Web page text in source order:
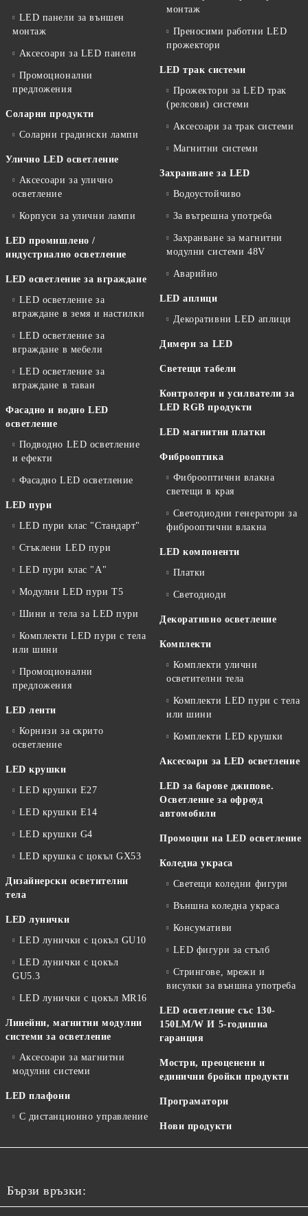
LED панели за външен
монтаж
Аксесоари за LED панели
Промоционални
предложения
Соларни продукти
Соларни градински лампи
Улично LED осветление
Аксесоари за улично
осветление
Корпуси за улични лампи
LED промишлено /
индустриално осветление
LED осветление за вграждане
LED осветление за
вграждане в земя и настилки
LED осветление за
вграждане в мебели
LED осветление за
вграждане в таван
Фасадно и водно LED
осветление
Подводно LED осветление
и ефекти
Фасадно LED осветление
LED пури
LED пури клас "Стандарт"
Стъклени LED пури
LED пури клас "А"
Модулни LED пури T5
Шини и тела за LED пури
Комплекти LED пури с тела
или шини
Промоционални
предложения
LED ленти
Корнизи за скрито
осветление
LED крушки
LED крушки E27
LED крушки E14
LED крушки G4
LED крушка с цокъл GX53
Дизайнерски осветителни
тела
LED лунички
LED лунички с цокъл GU10
LED лунички с цокъл
GU5.3
LED лунички с цокъл MR16
Линейни, магнитни модулни
системи за осветление
Аксесоари за магнитни
модулни системи
LED плафони
С дистанционно управление
монтаж
Преносими работни LED
прожектори
LED трак системи
Прожектори за LED трак
(релсови) системи
Аксесоари за трак системи
Магнитни системи
Захранване за LED
Водоустойчиво
За вътрешна употреба
Захранване за магнитни
модулни системи 48V
Аварийно
LED аплици
Декоративни LED аплици
Димери за LED
Светещи табели
Контролери и усилватели за
LED RGB продукти
LED магнитни платки
Фиброоптика
Фиброоптични влакна
светещи в края
Светодиодни генератори за
фиброоптични влакна
LED компоненти
Платки
Светодиоди
Декоративно осветление
Комплекти
Комплекти улични
осветителни тела
Комплекти LED пури с тела
или шини
Комплекти LED крушки
Аксесоари за LED осветление
LED за барове джипове.
Осветление за офроуд
автомобили
Промоции на LED осветление
Коледна украса
Светещи коледни фигури
Външна коледна украса
Консумативи
LED фигури за стълб
Стрингове, мрежи и
висулки за външна употреба
LED осветление със 130-
150LM/W И 5-годишна
гаранция
Мостри, преоценени и
единични бройки продукти
Програматори
Нови продукти
Бързи връзки: